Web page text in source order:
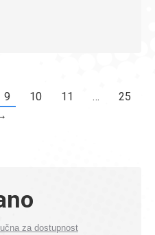
9 10 11 …
25
za dostupnost